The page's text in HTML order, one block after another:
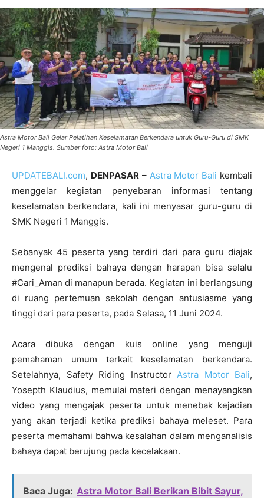
Astra Motor Bali Gelar Pelatihan Keselamatan Berkendara untuk Guru-Guru di SMK
Negeri 1 Manggis. Sumber foto: Astra Motor Bali
UPDATEBALI.com, DENPASAR– Astra Motor Bali kembali
menggelar kegiatan penyebaran informasi tentang
keselamatan berkendara, kali ini menyasar guru-guru di
SMK Negeri 1 Manggis.
Sebanyak 45 peserta yang terdiri dari para guru diajak
mengenal prediksi bahaya dengan harapan bisa selalu
#Cari_Aman di manapun berada. Kegiatan ini berlangsung
di ruang pertemuan sekolah dengan antusiasme yang
tinggi dari para peserta, pada Selasa, 11 Juni 2024.
Acara dibuka dengan kuis online yang menguji
pemahaman umum terkait keselamatan berkendara.
Setelahnya, Safety Riding Instructor Astra Motor Bali,
Yosepth Klaudius, memulai materi dengan menayangkan
video yang mengajak peserta untuk menebak kejadian
yang akan terjadi ketika prediksi bahaya meleset. Para
peserta memahami bahwa kesalahan dalam menganalisis
bahaya dapat berujung pada kecelakaan.
Baca Juga: Astra Motor Bali Berikan Bibit Sayur,